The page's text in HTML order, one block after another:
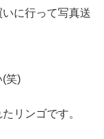
に行って写真送
(笑)
リンゴです。